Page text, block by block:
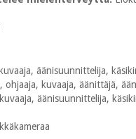
äänisuunnittelija,
kuvaaja, äänittäjä,
äänisuunnittelija,